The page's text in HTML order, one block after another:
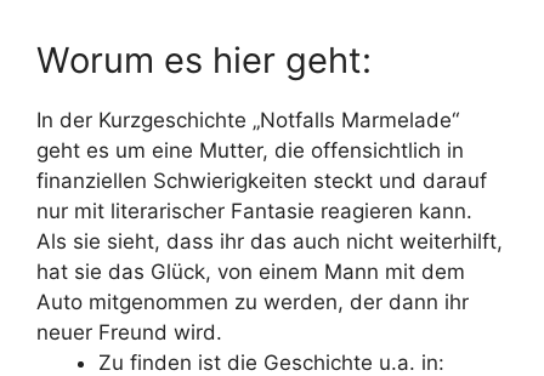
Worum es hier geht:
In der Kurzgeschichte „Notfalls Marmelade“
geht es um eine Mutter, die offensichtlich in
finanziellen Schwierigkeiten steckt und darauf
nur mit literarischer Fantasie reagieren kann.
Als sie sieht, dass ihr das auch nicht weiterhilft,
hat sie das Glück, von einem Mann mit dem
Auto mitgenommen zu werden, der dann ihr
neuer Freund wird.
Zu finden ist die Geschichte u.a. in: